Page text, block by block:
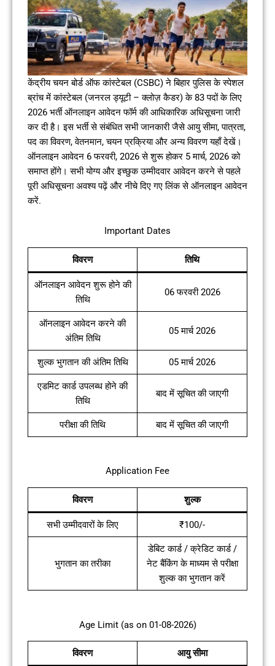
केंद्रीय चयन बोर्ड ऑफ कांस्टेबल (CSBC) ने बिहार पुलिस के स्पेशल
ब्रांच में कांस्टेबल (जनरल ड्यूटी – क्लोज़ कैडर) के 83 पदों के लिए
2026 भर्ती ऑनलाइन आवेदन फॉर्म की आधिकारिक अधिसूचना जारी
कर दी है। इस भर्ती से संबंधित सभी जानकारी जैसे आयु सीमा, पात्रता,
पद का विवरण, वेतनमान, चयन प्रक्रिया और अन्य विवरण यहाँ देखें।
ऑनलाइन आवेदन 6 फरवरी, 2026 से शुरू होकर 5 मार्च, 2026 को
समाप्त होंगे। सभी योग्य और इच्छुक उम्मीदवार आवेदन करने से पहले
पूरी अधिसूचना अवश्य पढ़ें और नीचे दिए गए लिंक से ऑनलाइन आवेदन
करें.
Important Dates
विवरण तिथि
ऑनलाइन आवेदन शुरू होने की
तिथि
06 फरवरी 2026
ऑनलाइन आवेदन करने की
अंतिम तिथि
05 मार्च 2026
शुल्क भुगतान की अंतिम तिथि 05 मार्च 2026
एडमिट कार्ड उपलब्ध होने की
तिथि
बाद में सूचित की जाएगी
परीक्षा की तिथि बाद में सूचित की जाएगी
Application Fee
विवरण शुल्क
सभी उम्मीदवारों के लिए ₹100/-
भुगतान का तरीका
डेबिट कार्ड / क्रेडिट कार्ड /
नेट बैंकिंग के माध्यम से परीक्षा
शुल्क का भुगतान करें
Age Limit (as on 01-08-2026)
विवरण आयु सीमा